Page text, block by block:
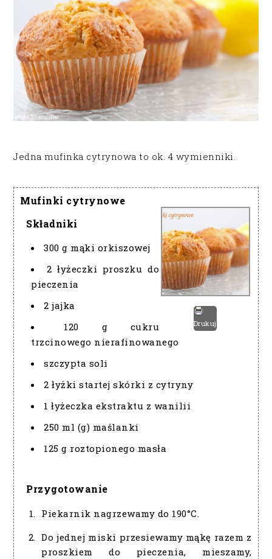
Jedna mufinka cytrynowa to ok. 4 wymienniki.
Mufinki cytrynowe
Drukuj
Składniki
300 g mąki orkiszowej
2 łyżeczki proszku do
pieczenia
2 jajka
120 g cukru
trzcinowego nierafinowanego
szczypta soli
2 łyżki startej skórki z cytryny
1 łyżeczka ekstraktu z wanilii
250 ml (g) maślanki
125 g roztopionego masła
Przygotowanie
Piekarnik nagrzewamy do 190°C.
Do jednej miski przesiewamy mąkę razem z
proszkiem do pieczenia, mieszamy,